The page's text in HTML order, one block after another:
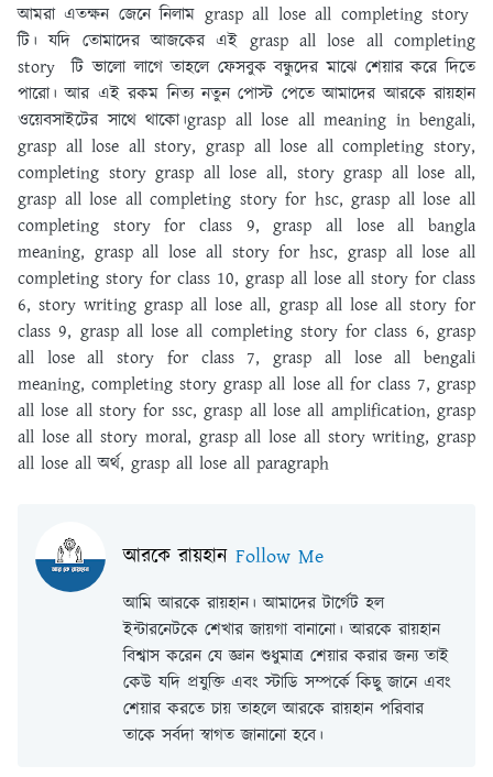
আমরা এতক্ষন জেনে নিলাম grasp all lose all completing story
টি। যদি তোমাদের আজকের এই grasp all lose all completing
story টি ভালো লাগে তাহলে ফেসবুক বন্ধুদের মাঝে শেয়ার করে দিতে
পারো। আর এই রকম নিত্য নতুন পোস্ট পেতে আমাদের আরকে রায়হান
ওয়েবসাইটের সাথে থাকো।grasp all lose all meaning in bengali,
grasp all lose all story, grasp all lose all completing story,
completing story grasp all lose all, story grasp all lose all,
grasp all lose all completing story for hsc, grasp all lose all
completing story for class 9, grasp all lose all bangla
meaning, grasp all lose all story for hsc, grasp all lose all
completing story for class 10, grasp all lose all story for class
6, story writing grasp all lose all, grasp all lose all story for
class 9, grasp all lose all completing story for class 6, grasp
all lose all story for class 7, grasp all lose all bengali
meaning, completing story grasp all lose all for class 7, grasp
all lose all story for ssc, grasp all lose all amplification, grasp
all lose all story moral, grasp all lose all story writing, grasp
all lose all অর্থ, grasp all lose all paragraph
আরকে রায়হান Follow Me
আমি আরকে রায়হান। আমাদের টার্গেট হল
ইন্টারনেটকে শেখার জায়গা বানানো। আরকে রায়হান
বিশ্বাস করেন যে জ্ঞান শুধুমাত্র শেয়ার করার জন্য তাই
কেউ যদি প্রযুক্তি এবং স্টাডি সম্পর্কে কিছু জানে এবং
শেয়ার করতে চায় তাহলে আরকে রায়হান পরিবার
তাকে সর্বদা স্বাগত জানানো হবে।